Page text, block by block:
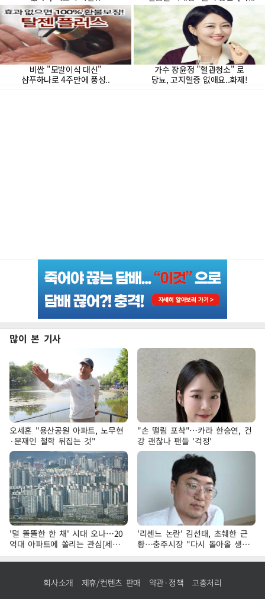
많이 본 기사
오세훈 "용산공원 아파트, 노무현
·문재인 철학 뒤집는 것"
"손 떨림 포착"…카라 한승연, 건
강 괜찮나 팬들 '걱정'
'덜 똘똘한 한 채' 시대 오나…20
억대 아파트에 쏠리는 관심[세제
개편, 그 이후②]
'리센느 논란' 김선태, 초췌한 근
황…충주시장 "다시 돌아올 생
각?"
회사소개 제휴/컨텐츠 판매 약관·정책 고충처리